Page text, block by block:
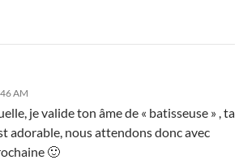
AM
je valide ton âme de « batisseuse » , ta
adorable, nous attendons donc avec
🙂